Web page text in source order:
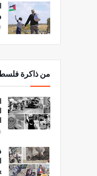
من ذاكرة